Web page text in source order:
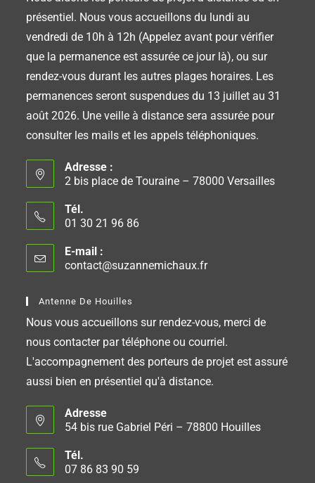
présentiel. Nous vous accueillons du lundi au
vendredi de 10h à 12h (Appelez avant pour vérifier
que la permanence est assurée ce jour là), ou sur
rendez-vous durant les autres plages horaires. Les
permanences seront suspendues du 13 juillet au 31
août 2026. Une veille à distance sera assurée pour
consulter les mails et les appels téléphoniques.
Adresse :
2 bis place de Touraine – 78000 Versailles
Tél.
01 30 21 96 86
E-mail :
contact@suzannemichaux.fr
Antenne De Houilles
Nous vous accueillons sur rendez-vous, merci de
nous contacter par téléphone ou courriel.
L'accompagnement des porteurs de projet est assuré
aussi bien en présentiel qu'à distance.
Adresse
54 bis rue Gabriel Péri – 78800 Houilles
Tél.
07 86 83 90 59